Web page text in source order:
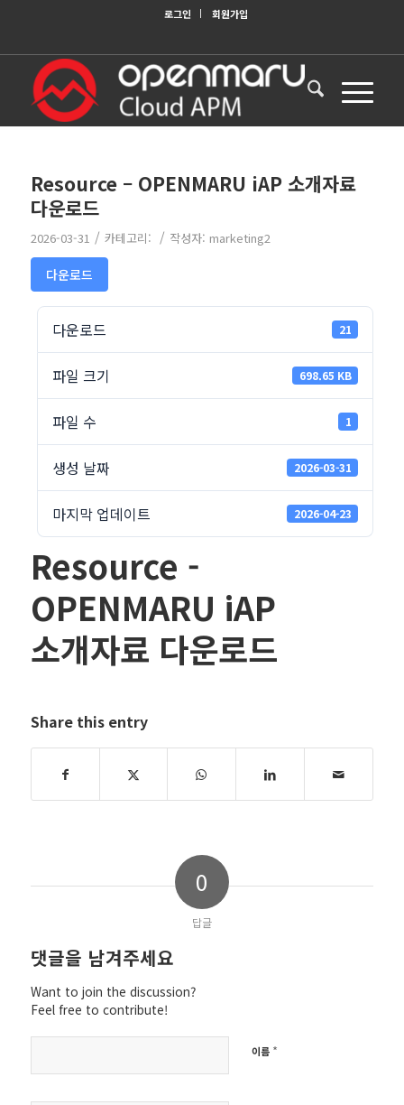
로그인 회원가입
Resource – OPENMARU iAP 소개자료
다운로드
2026-03-31 / 카테고리: / 작성자: marketing2
다운로드
다운로드 21
파일 크기 698.65 KB
파일 수 1
생성 날짜 2026-03-31
마지막 업데이트 2026-04-23
Resource -
OPENMARU iAP
소개자료 다운로드
Share this entry
0
답글
댓글을 남겨주세요
Want to join the discussion?
Feel free to contribute!
이름 *